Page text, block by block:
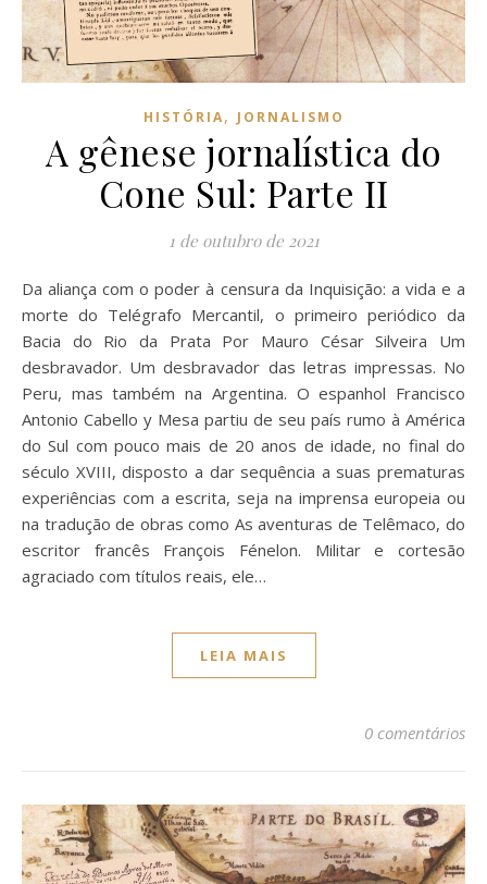
HISTÓRIA, JORNALISMO
A gênese jornalística do
Cone Sul: Parte II
1 de outubro de 2021
Da aliança com o poder à censura da Inquisição: a vida e a
morte do Telégrafo Mercantil, o primeiro periódico da
Bacia do Rio da Prata Por Mauro César Silveira Um
desbravador. Um desbravador das letras impressas. No
Peru, mas também na Argentina. O espanhol Francisco
Antonio Cabello y Mesa partiu de seu país rumo à América
do Sul com pouco mais de 20 anos de idade, no final do
século XVIII, disposto a dar sequência a suas prematuras
experiências com a escrita, seja na imprensa europeia ou
na tradução de obras como As aventuras de Telêmaco, do
escritor francês François Fénelon. Militar e cortesão
agraciado com títulos reais, ele…
LEIA MAIS
0 comentários